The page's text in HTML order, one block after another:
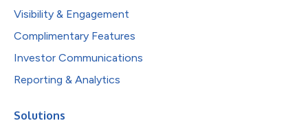
Visibility & Engagement
Complimentary Features
Investor Communications
Reporting & Analytics
Solutions